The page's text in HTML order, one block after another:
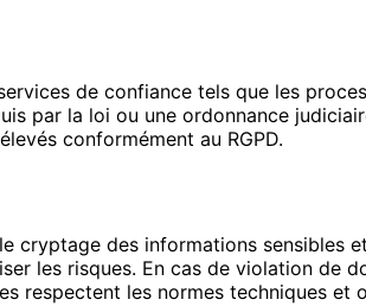
de confiance tels que les
par la loi ou une ordonnance
conformément au RGPD.
des informations sensibles
les risques. En cas de violation de
respectent les normes techniques